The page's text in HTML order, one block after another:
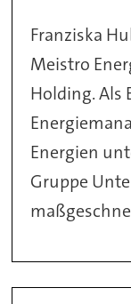
Franziska
Meistro
Holding. Als
Energien
Gruppe